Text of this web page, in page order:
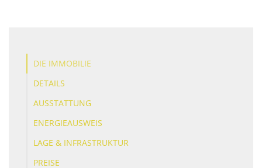
DIE IMMOBILIE
DETAILS
AUSSTATTUNG
ENERGIEAUSWEIS
LAGE & INFRASTRUKTUR
PREISE